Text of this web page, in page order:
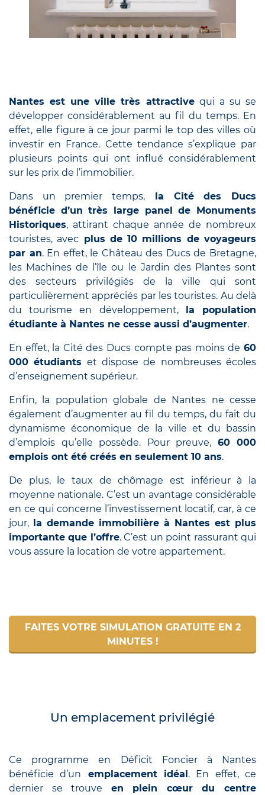
Nantes est une ville très attractivequi a su se
développer considérablement au fil du temps. En
effet, elle figure à ce jour parmi le top des villes où
investir en France. Cette tendance s’explique par
plusieurs points qui ont influé considérablement
sur les prix de l’immobilier.
Dans un premier temps, la Cité des Ducs
bénéficie d’un très large panel de Monuments
Historiques, attirant chaque année de nombreux
touristes, avec plus de 10 millions de voyageurs
par an. En effet, le Château des Ducs de Bretagne,
les Machines de l’île ou le Jardin des Plantes sont
des secteurs privilégiés de la ville qui sont
particulièrement appréciés par les touristes. Au delà
du tourisme en développement,
la population
étudiante à Nantes ne cesse aussi d’augmenter.
En effet, la Cité des Ducs compte pas moins de 60
000 étudiants et dispose de nombreuses écoles
d’enseignement supérieur.
Enfin, la population globale de Nantes ne cesse
également d’augmenter au fil du temps, du fait du
dynamisme économique de la ville et du bassin
d’emplois qu’elle possède. Pour preuve, 60 000
emplois ont été créés en seulement 10 ans.
De plus, le taux de chômage est inférieur à la
moyenne nationale. C’est un avantage considérable
en ce qui concerne l’investissement locatif, car, à ce
jour,
la demande immobilière à Nantes est plus
importante que l’offre. C’est un point rassurant qui
vous assure la location de votre appartement.
FAITES VOTRE SIMULATION GRATUITE EN 2
MINUTES !
Un emplacement privilégié
Ce programme en Déficit Foncier à Nantes
bénéficie d’un emplacement idéal . En effet, ce
dernier se trouve en plein cœur du centre